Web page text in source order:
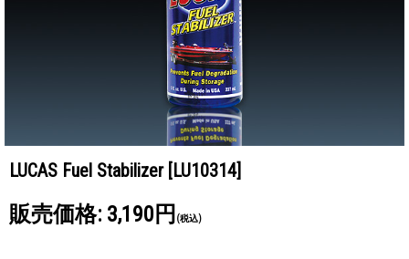
LUCAS Fuel Stabilizer [LU10314]
販売価格: 3,190円 (税込)